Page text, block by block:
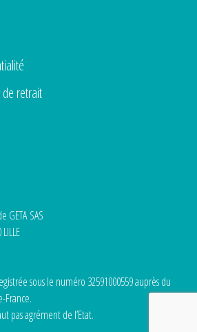
retrait
GETA SAS
sous le numéro 32591000559 auprès du
France.
pas agrément de l’Etat.